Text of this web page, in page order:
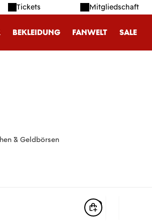
Tickets Mitgliedschaft
BEKLEIDUNG FANWELT SALE
& Geldbörsen